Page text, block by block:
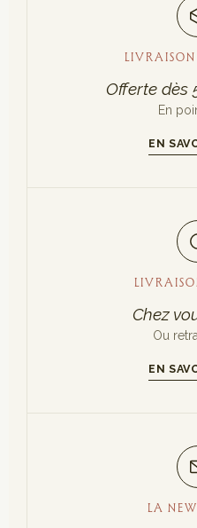
Offerte
En
EN
Chez
Ou
EN
LA